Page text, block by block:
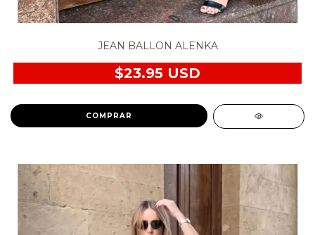
JEAN BALLON ALENKA
$23.95 USD
COMPRAR